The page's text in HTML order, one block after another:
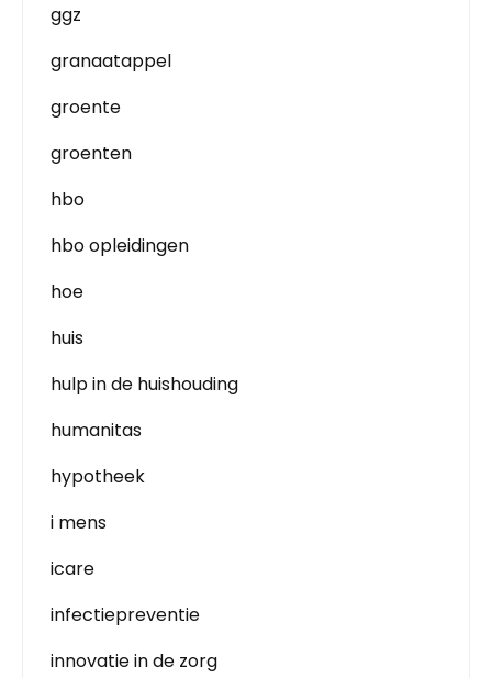
ggz
granaatappel
groente
groenten
hbo
hbo opleidingen
hoe
huis
hulp in de huishouding
humanitas
hypotheek
i mens
icare
infectiepreventie
innovatie in de zorg